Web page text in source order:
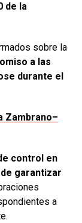
de la
sobre la
a las
durante el
Zambrano–
control en
garantizar
a